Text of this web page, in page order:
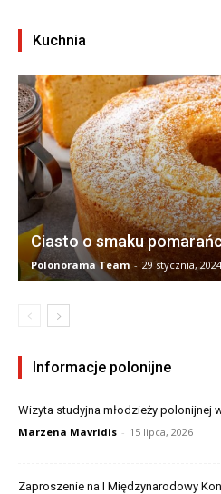
Kuchnia
Ciasto o smaku
Polonorama Team - 29 stycznia, 2024
Informacje polonijne
Wizyta studyjna młodzieży polonijnej
Marzena Mavridis - 15 lipca, 2026
Zaproszenie na I Międzynarodowy